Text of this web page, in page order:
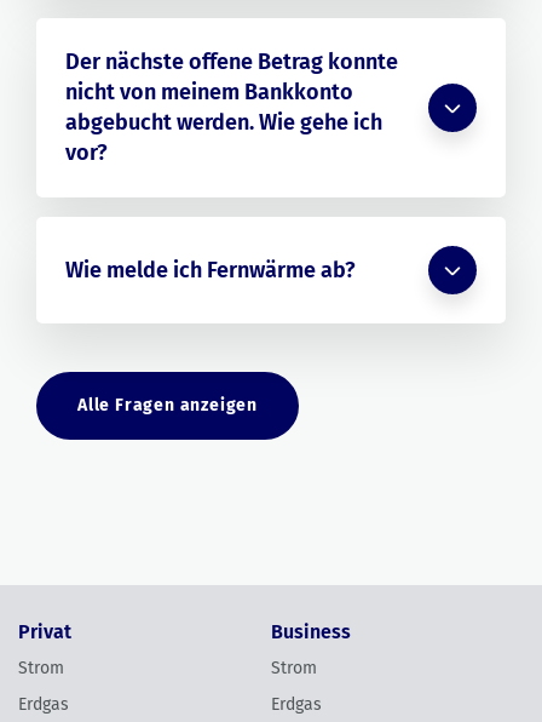
Der nächste offene Betrag konnte
nicht von meinem Bankkonto
abgebucht werden. Wie gehe ich
vor?
Wie melde ich Fernwärme ab?
Alle Fragen anzeigen
Privat
Strom
Erdgas
Business
Strom
Erdgas